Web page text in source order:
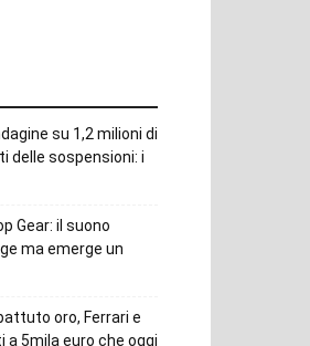
su 1,2 milioni di
delle sospensioni: i
Gear: il suono
ma emerge un
oro, Ferrari e
a 5mila euro che oggi